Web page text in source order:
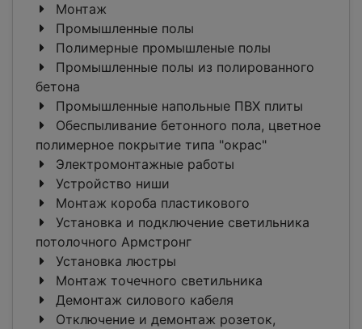
Монтаж
Промышленные полы
Полимерные промышленые полы
Промышленные полы из полированного
бетона
Промышленные напольные ПВХ плиты
Обеспыливание бетонного пола, цветное
полимерное покрытие типа "окрас"
Электромонтажные работы
Устройство ниши
Монтаж короба пластикового
Установка и подключение светильника
потолочного Армстронг
Установка люстры
Монтаж точечного светильника
Демонтаж силового кабеля
Отключение и демонтаж розеток,